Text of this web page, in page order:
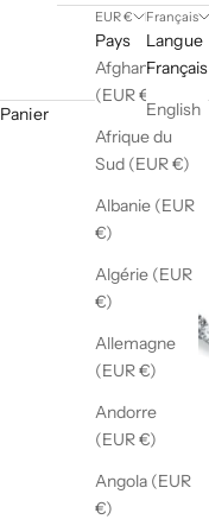
EUR €
Pays
Afghanistan
(EUR €)
Afrique du
Sud (EUR €)
Albanie (EUR
€)
Algérie (EUR
€)
Allemagne
(EUR €)
Andorre
(EUR €)
Angola (EUR
€)
Français
Langue
Français
English
Panier